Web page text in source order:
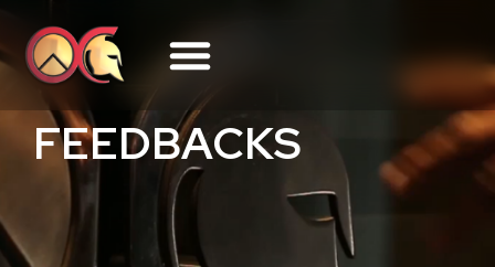
FEEDBACKS